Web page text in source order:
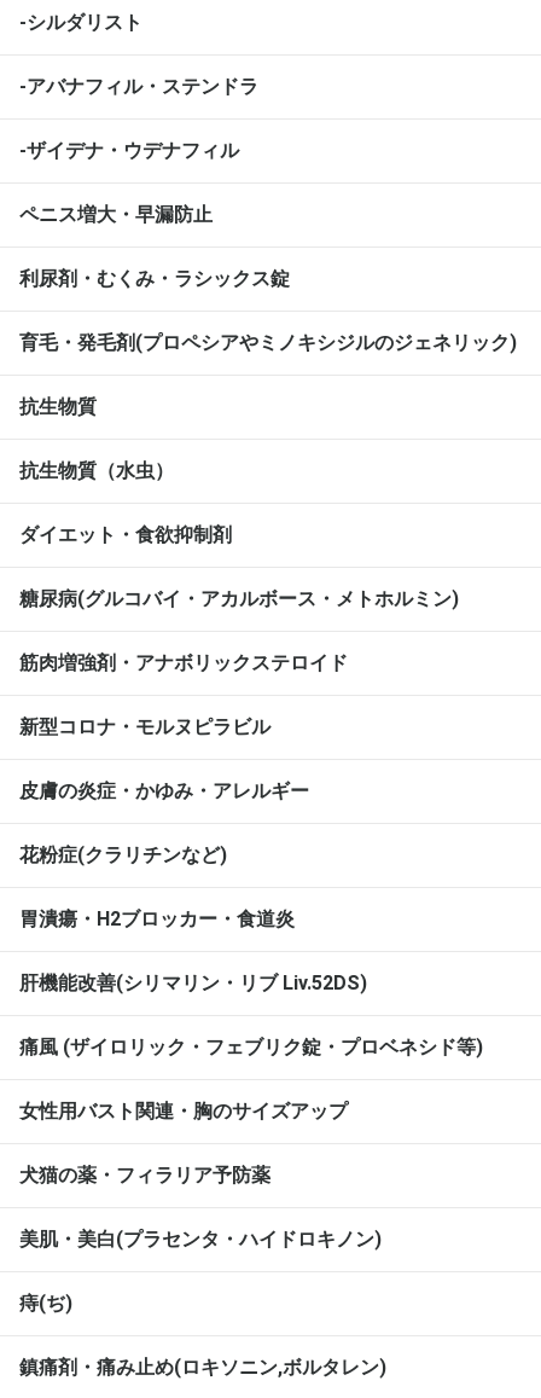
-シルダリスト
-アバナフィル・ステンドラ
-ザイデナ・ウデナフィル
ペニス増大・早漏防止
利尿剤・むくみ・ラシックス錠
育毛・発毛剤(プロペシアやミノキシジルのジェネリック)
抗生物質
抗生物質（水虫）
ダイエット・食欲抑制剤
糖尿病(グルコバイ・アカルボース・メトホルミン)
筋肉増強剤・アナボリックステロイド
新型コロナ・モルヌピラビル
皮膚の炎症・かゆみ・アレルギー
花粉症(クラリチンなど)
胃潰瘍・H2ブロッカー・食道炎
肝機能改善(シリマリン・リブ Liv.52DS)
痛風 (ザイロリック・フェブリク錠・プロベネシド等)
女性用バスト関連・胸のサイズアップ
犬猫の薬・フィラリア予防薬
美肌・美白(プラセンタ・ハイドロキノン)
痔(ぢ)
鎮痛剤・痛み止め(ロキソニン,ボルタレン)